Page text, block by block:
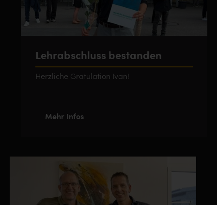
Lehrabschluss bestanden
Herzliche Gratulation Ivan!
Mehr Infos